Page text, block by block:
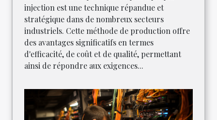
injection est une technique répandue et
stratégique dans de nombreux secteurs
industriels. Cette méthode de production offre
des avantages significatifs en termes
d'efficacité, de coût et de qualité, permettant
ainsi de répondre aux exigences...